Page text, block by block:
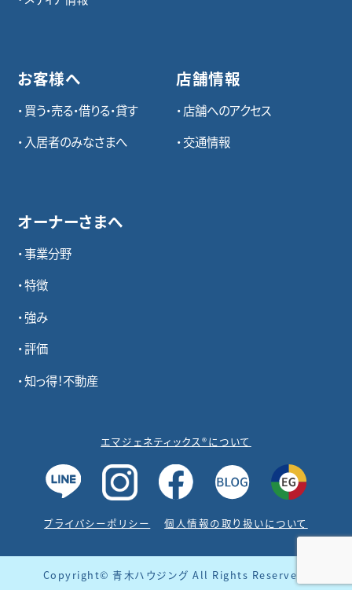
お客様へ
買う・売る・借りる・貸す
入居者のみなさまへ
オーナーさまへ
事業分野
特徴
強み
評価
知っ得！不動産
店舗情報
店舗へのアクセス
交通情報
エマジェネティックス®について
プライバシーポリシー 個人情報の取り扱いについて
Copyright© 青木ハウジング All Rights Reserved.